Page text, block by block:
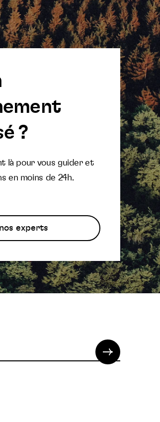
?
là pour vous guider et
en moins de 24h.
experts